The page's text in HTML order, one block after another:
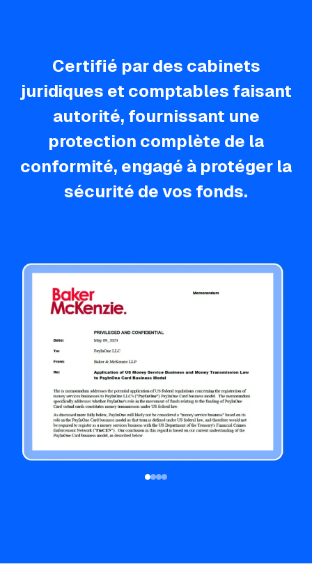
Certifié par des cabinets
juridiques et comptables faisant
autorité, fournissant une
protection complète de la
conformité, engagé à protéger la
sécurité de vos fonds.